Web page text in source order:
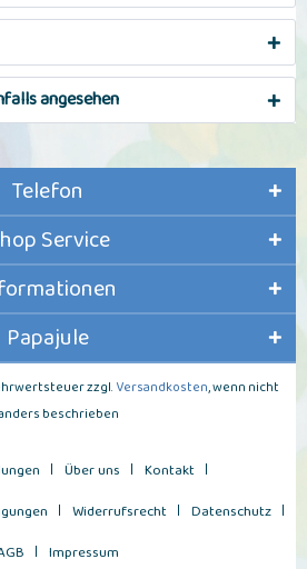
angesehen
Telefon
Service
Papajule
zzgl. Versandkosten, wenn nicht
beschrieben
Über uns
Kontakt
Widerrufsrecht
Datenschutz
Impressum